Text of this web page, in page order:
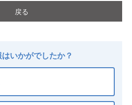
戻る
いかがでしたか？